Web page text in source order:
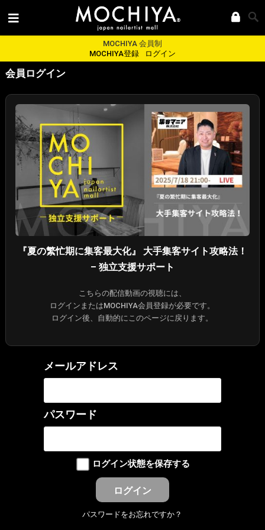
MOCHIYA 会員制
MOCHIYA登録
ログイン
会員ログイン
『夏の繁忙期に集客最大化』 大手集客サイト攻略法！
– 独立支援サポート
こちらの配信動画の視聴には、
ログインまたはMOCHIYA会員登録が必要です。
ログイン後、自動的にこのページに戻ります。
メールアドレス
パスワード
ログイン状態を保存する
パスワードをお忘れですか？